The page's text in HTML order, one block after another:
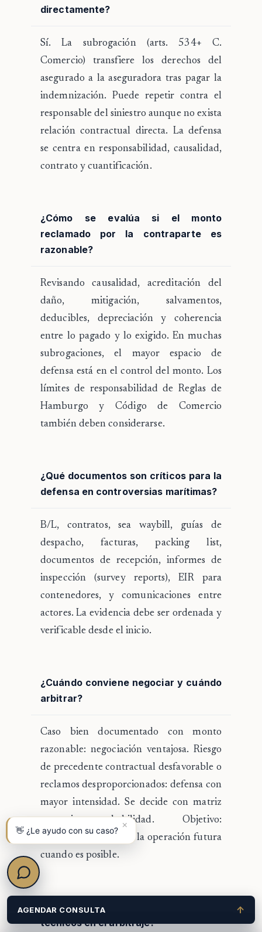
directamente?
Sí. La subrogación (arts. 534+ C.
Comercio) transfiere los derechos del
asegurado a la aseguradora tras pagar la
indemnización. Puede repetir contra el
responsable del siniestro aunque no exista
relación contractual directa. La defensa
se centra en responsabilidad, causalidad,
contrato y cuantificación.
¿Cómo se evalúa si el monto
reclamado por la contraparte es
razonable?
Revisando causalidad, acreditación del
daño, mitigación, salvamentos,
deducibles, depreciación y coherencia
entre lo pagado y lo exigido. En muchas
subrogaciones, el mayor espacio de
defensa está en el control del monto. Los
límites de responsabilidad de Reglas de
Hamburgo y Código de Comercio
también deben considerarse.
¿Qué documentos son críticos para la
defensa en controversias marítimas?
B/L, contratos, sea waybill, guías de
despacho, facturas, packing list,
documentos de recepción, informes de
inspección (survey reports), EIR para
contenedores, y comunicaciones entre
actores. La evidencia debe ser ordenada y
verificable desde el inicio.
¿Cuándo conviene negociar y cuándo
arbitrar?
Caso bien documentado con monto
razonable: negociación ventajosa. Riesgo
de precedente contractual desfavorable o
reclamos desproporcionados: defensa con
mayor intensidad. Se decide con matriz
costo-riesgo-probabilidad. Objetivo:
resolver sin incendiar la operación futura
cuando es posible.
¿Qué rol cumplen peritajes e informes
técnicos en el arbitraje?
×
👋 ¿Le ayudo con su caso?
AGENDAR CONSULTA ↑